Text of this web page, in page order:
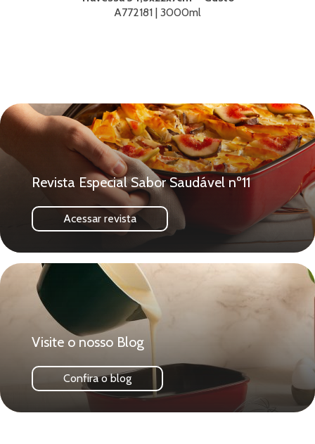
A772181 | 3000ml
Revista Especial Sabor Saudável nº11
Acessar revista
Visite o nosso Blog
Confira o blog